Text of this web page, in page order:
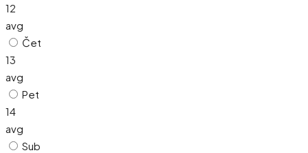
12
avg
Čet
13
avg
Pet
14
avg
Sub